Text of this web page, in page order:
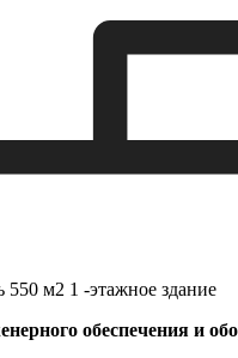
м2 1 -этажное здание
обеспечения и